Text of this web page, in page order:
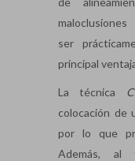
ser
principal
La técnica
colocación de
por lo que
Además, al